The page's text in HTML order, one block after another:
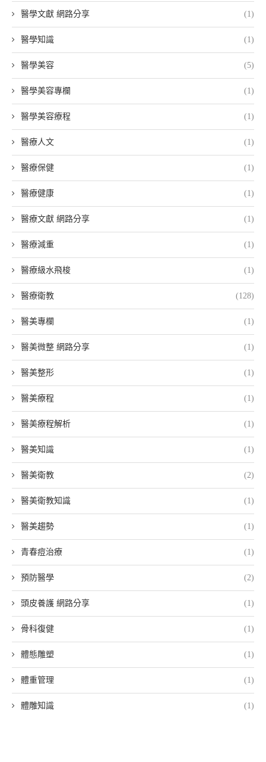
醫學文獻 網路分享 (1)
醫學知識 (1)
醫學美容 (5)
醫學美容專欄 (1)
醫學美容療程 (1)
醫療人文 (1)
醫療保健 (1)
醫療健康 (1)
醫療文獻 網路分享 (1)
醫療減重 (1)
醫療級水飛梭 (1)
醫療衛教 (128)
醫美專欄 (1)
醫美微整 網路分享 (1)
醫美整形 (1)
醫美療程 (1)
醫美療程解析 (1)
醫美知識 (1)
醫美衛教 (2)
醫美衛教知識 (1)
醫美趨勢 (1)
青春痘治療 (1)
預防醫學 (2)
頭皮養護 網路分享 (1)
骨科復健 (1)
體態雕塑 (1)
體重管理 (1)
體雕知識 (1)